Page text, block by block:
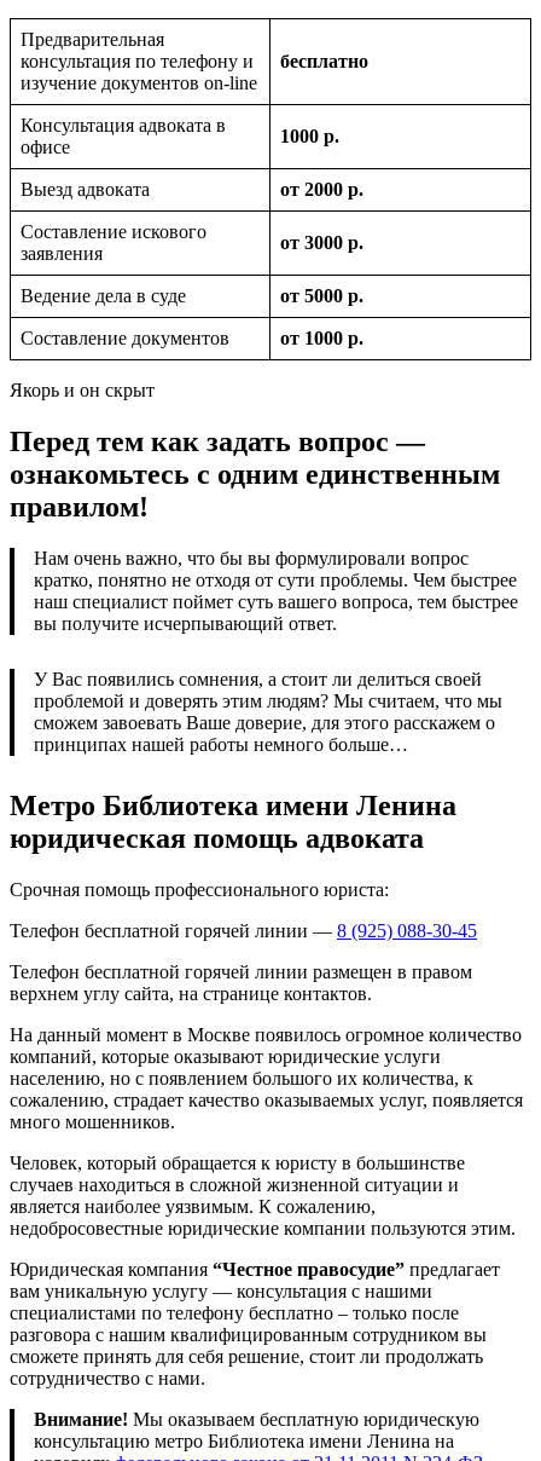
Предварительная
консультация по телефону и
изучение документов on-line
бесплатно
Консультация адвоката в
офисе
1000 р.
Выезд адвоката от 2000 р.
Составление искового
заявления
от 3000 р.
Ведение дела в суде от 5000 р.
Составление документов от 1000 р.
Якорь и он скрыт
Перед тем как задать вопрос —
ознакомьтесь с одним единственным
правилом!
Нам очень важно, что бы вы формулировали вопрос
кратко, понятно не отходя от сути проблемы. Чем быстрее
наш специалист поймет суть вашего вопроса, тем быстрее
вы получите исчерпывающий ответ.
У Вас появились сомнения, а стоит ли делиться своей
проблемой и доверять этим людям? Мы считаем, что мы
сможем завоевать Ваше доверие, для этого расскажем о
принципах нашей работы немного больше…
Метро Библиотека имени Ленина
юридическая помощь адвоката
Срочная помощь профессионального юриста:
Телефон бесплатной горячей линии — 8 (925) 088-30-45
Телефон бесплатной горячей линии размещен в правом
верхнем углу сайта, на странице контактов.
На данный момент в Москве появилось огромное количество
компаний, которые оказывают юридические услуги
населению, но с появлением большого их количества, к
сожалению, страдает качество оказываемых услуг, появляется
много мошенников.
Человек, который обращается к юристу в большинстве
случаев находиться в сложной жизненной ситуации и
является наиболее уязвимым. К сожалению,
недобросовестные юридические компании пользуются этим.
Юридическая компания “Честное правосудие” предлагает
вам уникальную услугу — консультация с нашими
специалистами по телефону бесплатно – только после
разговора с нашим квалифицированным сотрудником вы
сможете принять для себя решение, стоит ли продолжать
сотрудничество с нами.
Внимание! Мы оказываем бесплатную юридическую
консультацию метро Библиотека имени Ленина на